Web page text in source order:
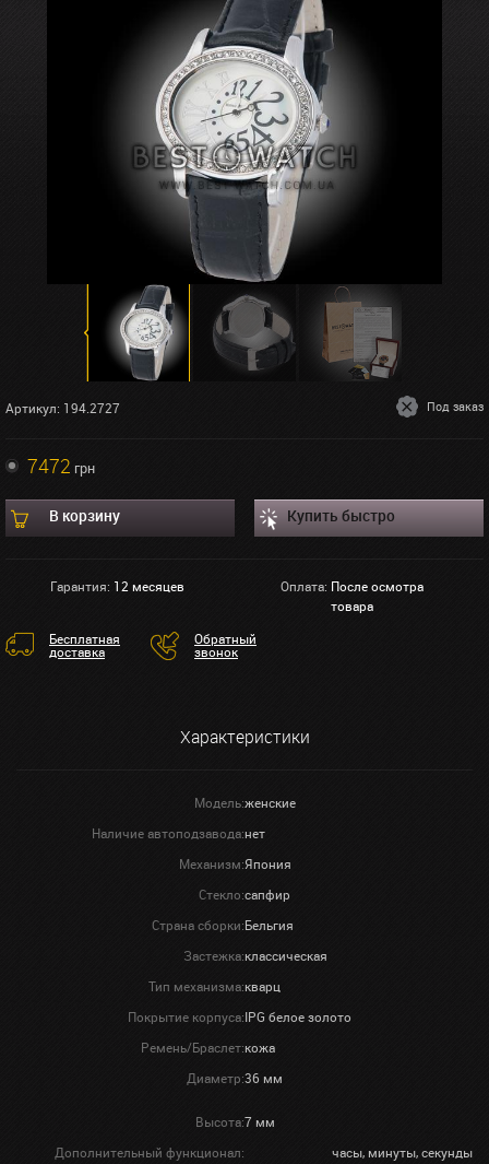
Артикул: 194.2727 Под заказ
7472 грн
В корзину Купить быстро
Гарантия: 12 месяцев Оплата: После осмотра
товара
Бесплатная
доставка
Обратный
звонок
Характеристики
Модель:женские
Наличие автоподзавода:нет
Механизм:Япония
Стекло:сапфир
Страна сборки:Бельгия
Застежка:классическая
Тип механизма:кварц
Покрытие корпуса:IPG белое золото
Ремень/Браслет:кожа
Диаметр:36 мм
Высота:7 мм
Дополнительный функционал:
часы, минуты, секунды